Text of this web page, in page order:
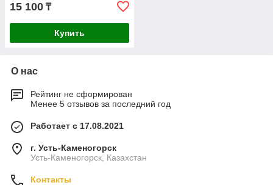
15 100 ₸
Купить
О нас
Рейтинг не сформирован
Менее 5 отзывов за последний год
Работает с 17.08.2021
г. Усть-Каменогорск
Усть-Каменогорск, Казахстан
Контакты